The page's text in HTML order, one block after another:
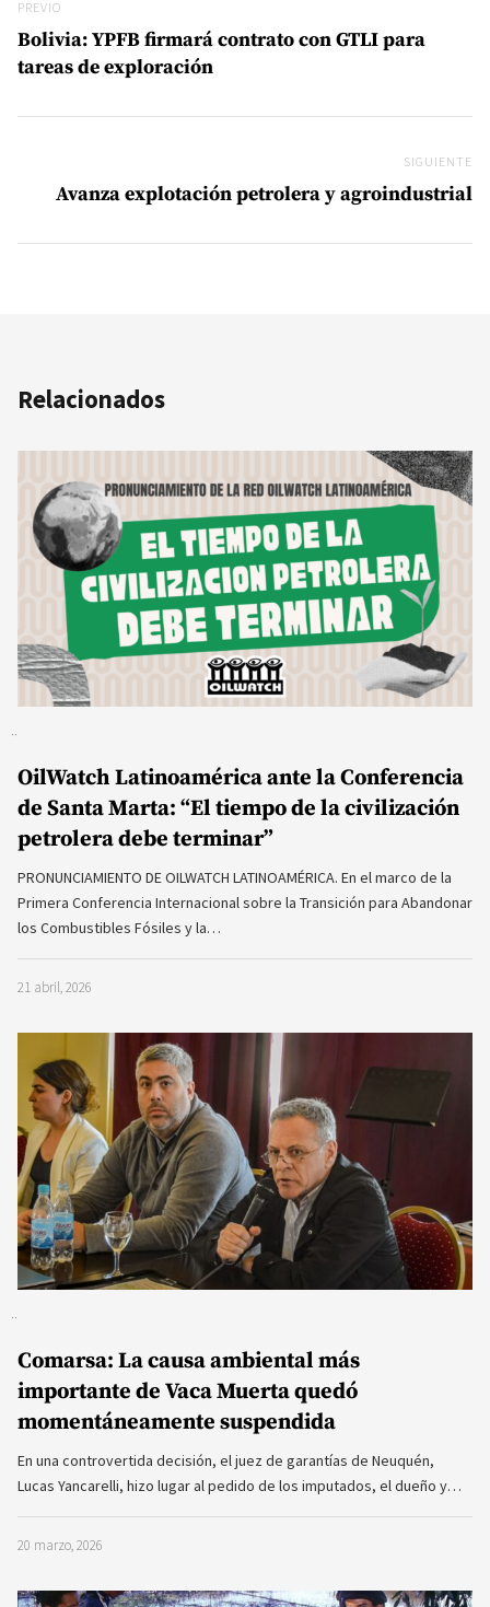
Previo
PREVIO
Bolivia: YPFB firmará contrato con GTLI para
tareas de exploración
SIGUIENTE
Avanza explotación petrolera y agroindustrial
Relacionados
OilWatch Latinoamérica ante la Conferencia
de Santa Marta: “El tiempo de la civilización
petrolera debe terminar”
PRONUNCIAMIENTO DE OILWATCH LATINOAMÉRICA. En el marco de la
Primera Conferencia Internacional sobre la Transición para Abandonar
los Combustibles Fósiles y la…
21 abril, 2026
Comarsa: La causa ambiental más
importante de Vaca Muerta quedó
momentáneamente suspendida
En una controvertida decisión, el juez de garantías de Neuquén,
Lucas Yancarelli, hizo lugar al pedido de los imputados, el dueño y…
20 marzo, 2026